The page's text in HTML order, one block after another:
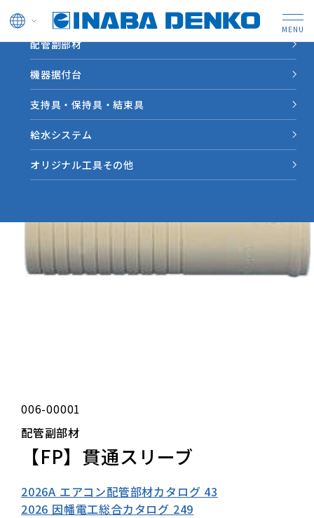
ドレン管
配管副部材
機器据付台
支持具・保持具・結束具
給水システム
オリジナル工具その他
HOME 製品情報 【FP】貫通スリーブ
006-00001
配管副部材
【FP】貫通スリーブ
2026A エアコン配管部材カタログ 43
2026 因幡電工総合カタログ 249